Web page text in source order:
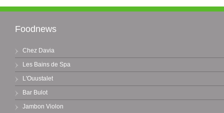
Foodnews
Chez Davia
Les Bains de Spa
L'Ouustalet
Bar Bulot
Jambon Violon